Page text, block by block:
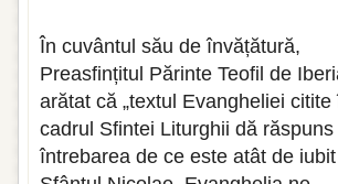
În cuvântul său de învățătură,
Preasfințitul Părinte Teofil de
arătat că „textul Evangheliei citite
cadrul Sfintei Liturghii dă răspuns
întrebarea de ce este atât de iubit